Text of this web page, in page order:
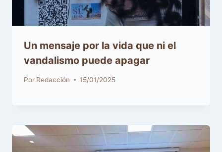
Un mensaje por la vida que ni el
vandalismo puede apagar
Por Redacción 15/01/2025